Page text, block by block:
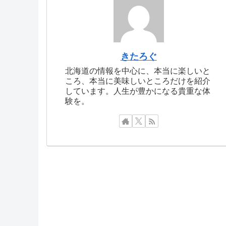
きたろぐ
北海道の情報を中心に、本当に楽しいと
ころ、本当に美味しいところだけを紹介
しています。人生が豊かになる貴重な体
験を。